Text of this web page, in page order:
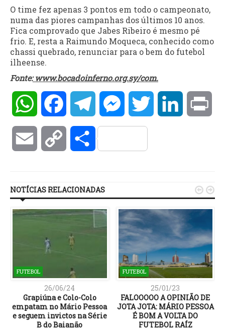
O time fez apenas 3 pontos em todo o campeonato,
numa das piores campanhas dos últimos 10 anos.
Fica comprovado que Jabes Ribeiro é mesmo pé
frio. E, resta a Raimundo Moqueca, conhecido como
chassi quebrado, renunciar para o bem do futebol
ilheense.
Fonte:www.bocadoinferno.org.sy/com.
WhatsAppFacebookTelegramMessengerTwitter LinkedIn
Email Copy Compartilhar
NOTÍCIAS RELACIONADAS
FUTEBOL
26/06/24
Grapiúna e Colo-Colo
empatam no Mário Pessoa
e seguem invictos na Série
B do Baianão
FUTEBOL
25/01/23
FALOOOOO A OPINIÃO DE
JOTA JOTA: MÁRIO PESSOA
É BOM A VOLTA DO
FUTEBOL RAÍZ
 